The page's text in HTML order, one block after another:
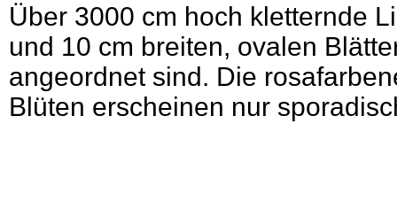
Über 3000 cm hoch kletternde
und 10 cm breiten, ovalen
angeordnet sind. Die
Blüten erscheinen nur